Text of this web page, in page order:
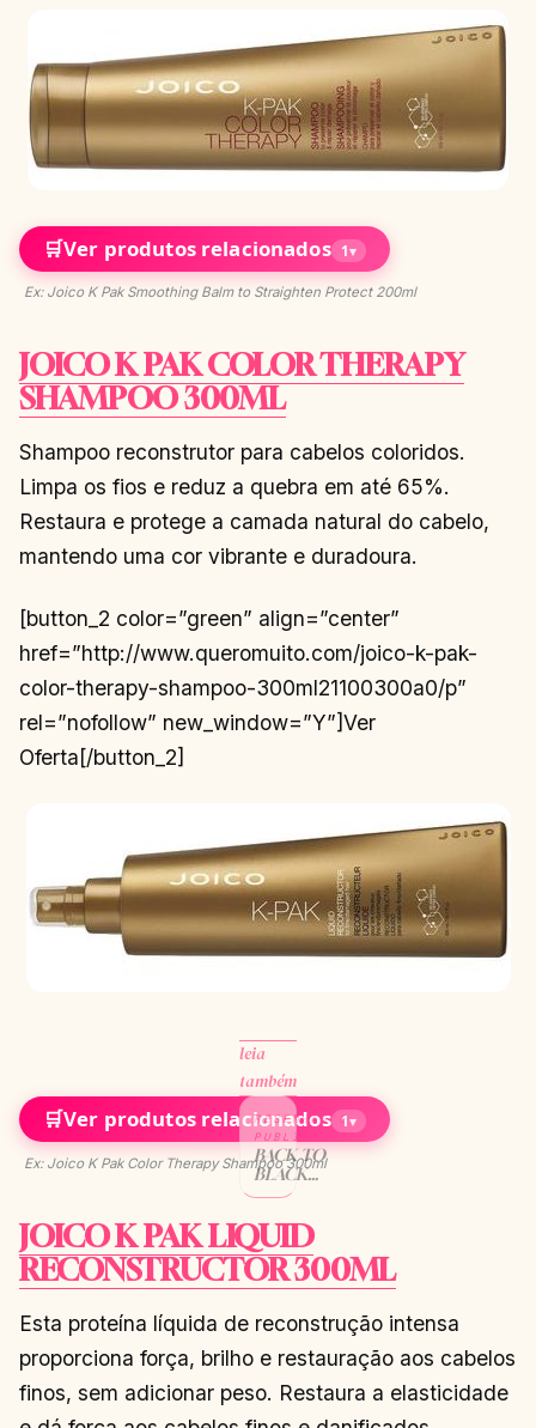
🛒Ver produtos relacionados 1▾
Ex: Joico K Pak Smoothing Balm to Straighten Protect 200ml
JOICO K PAK COLOR THERAPY
SHAMPOO 300ML
Shampoo reconstrutor para cabelos coloridos.
Limpa os fios e reduz a quebra em até 65%.
Restaura e protege a camada natural do cabelo,
mantendo uma cor vibrante e duradoura.
[button_2 color=”green” align=”center”
href=”http://www.queromuito.com/joico-k-pak-
color-therapy-shampoo-300ml21100300a0/p”
rel=”nofollow” new_window=”Y”]Ver
Oferta[/button_2]
leia
também
RESENHAS E
PUBLICIDADES
BACK TO
BLACK
JOICO NA
CONTINUAR
LENDO
🛒Ver produtos relacionados 1▾
Ex: Joico K Pak Color Therapy Shampoo 300ml
JOICO K PAK LIQUID
RECONSTRUCTOR 300ML
Esta proteína líquida de reconstrução intensa
proporciona força, brilho e restauração aos cabelos
finos, sem adicionar peso. Restaura a elasticidade